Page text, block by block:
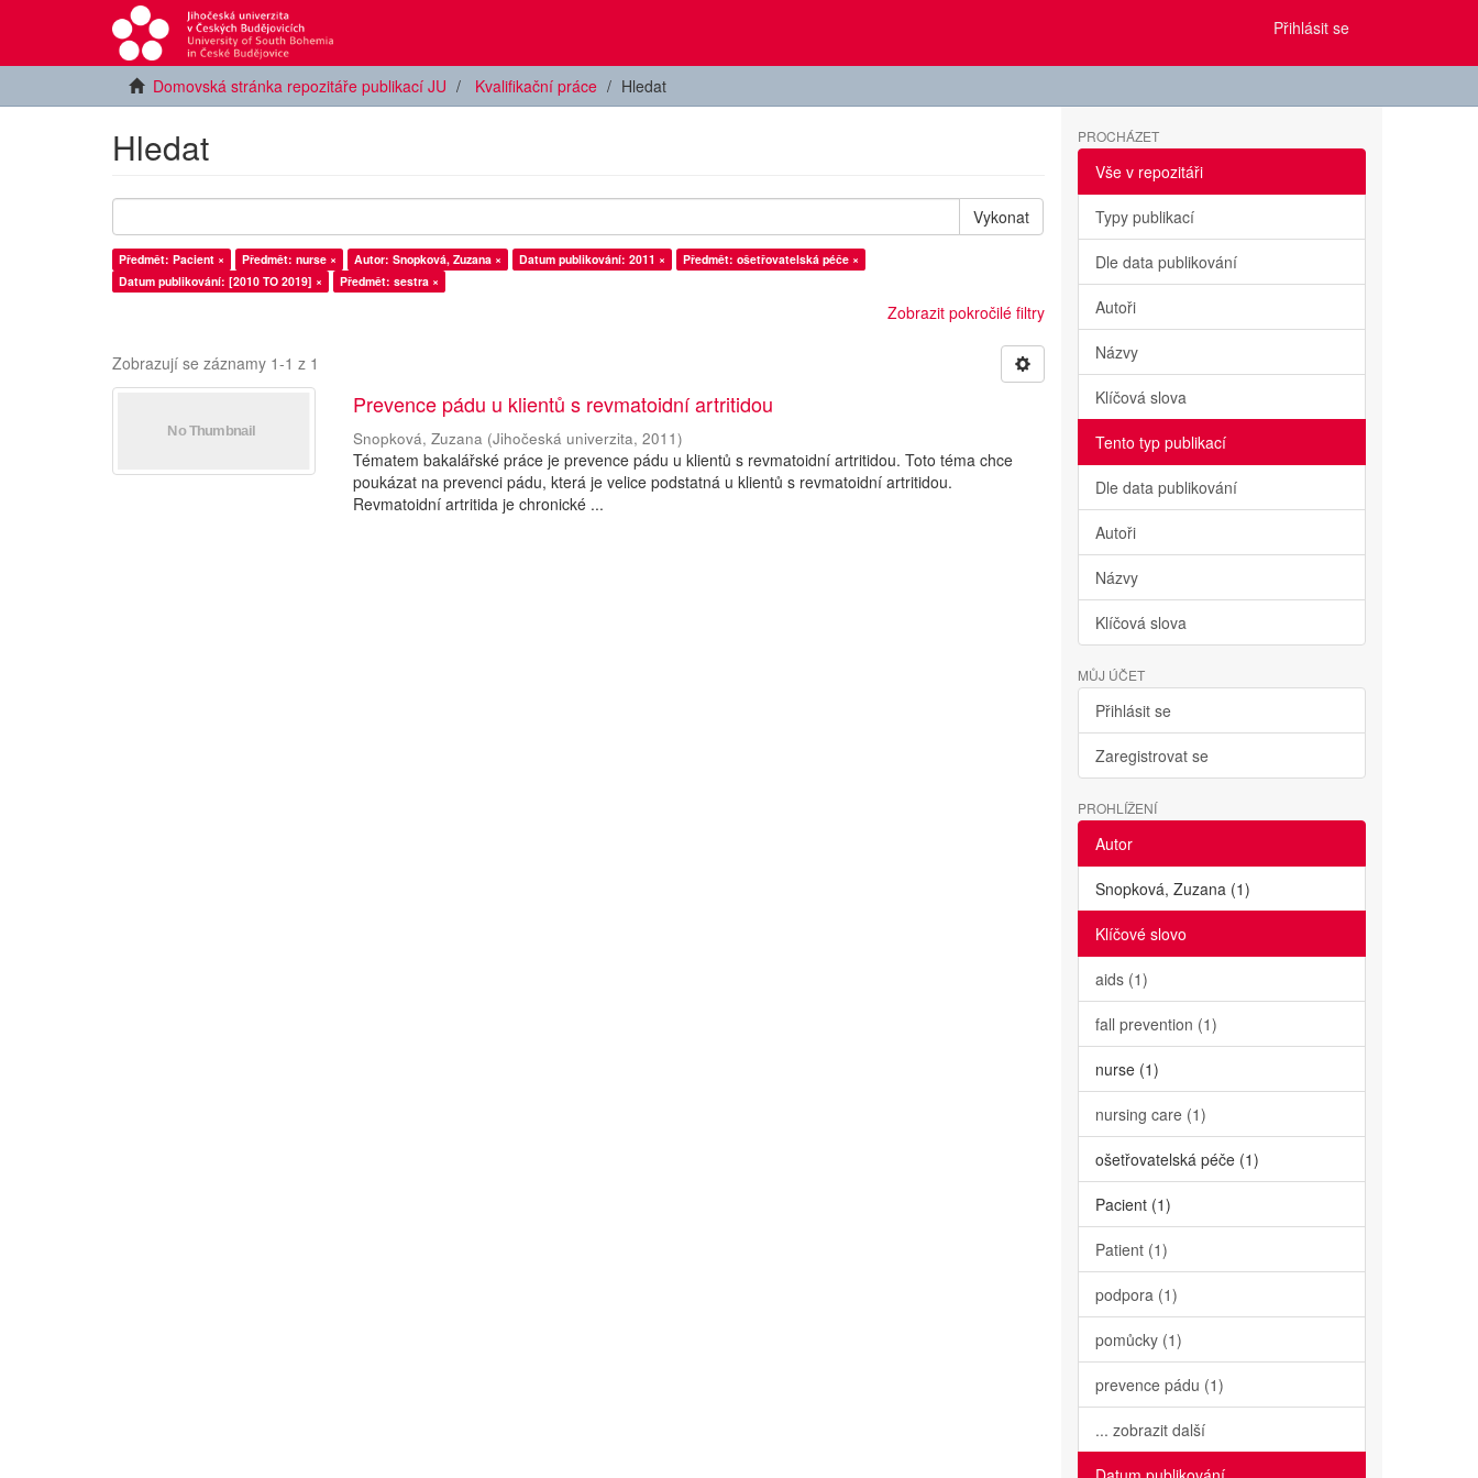
Přihlásit se
Domovská stránka repozitáře publikací JU Kvalifikační práce Hledat
Hledat
Vykonat
Předmět: Pacient × Předmět: nurse × Autor: Snopková, Zuzana × Datum publikování: 2011 ×
Předmět: ošetřovatelská péče ×
Datum publikování: [2010 TO 2019] ×
Předmět: sestra ×
Zobrazit pokročilé filtry
Zobrazují se záznamy 1-1 z 1
Prevence pádu u klientů s revmatoidní artritidou
Snopková, Zuzana (Jihočeská univerzita,2011)
Tématem bakalářské práce je prevence pádu u klientů s revmatoidní artritidou. Toto téma chce
poukázat na prevenci pádu, která je velice podstatná u klientů s revmatoidní artritidou.
Revmatoidní artritida je chronické ...
PROCHÁZET
Vše v repozitáři
Typy publikací
Dle data publikování
Autoři
Názvy
Klíčová slova
Tento typ publikací
Dle data publikování
Autoři
Názvy
Klíčová slova
MŮJ ÚČET
Přihlásit se
Zaregistrovat se
PROHLÍŽENÍ
Autor
Snopková, Zuzana (1)
Klíčové slovo
aids (1)
fall prevention (1)
nurse (1)
nursing care (1)
ošetřovatelská péče (1)
Pacient (1)
Patient (1)
podpora (1)
pomůcky (1)
prevence pádu (1)
... zobrazit další